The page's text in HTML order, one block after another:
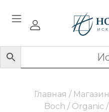
Главная / Магазин
Boch / Organic